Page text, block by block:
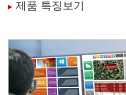
제품 특징보기